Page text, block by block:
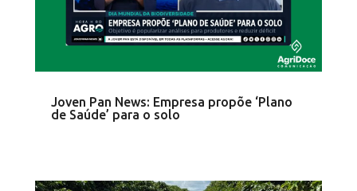
Joven Pan News: Empresa propõe ‘Plano
de Saúde’ para o solo